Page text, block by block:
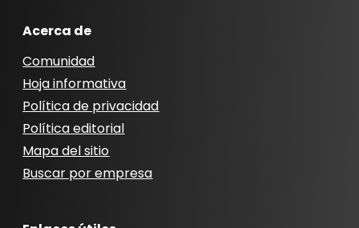
Acerca de
Comunidad
Hoja informativa
Política de privacidad
Política editorial
Mapa del sitio
Buscar por empresa